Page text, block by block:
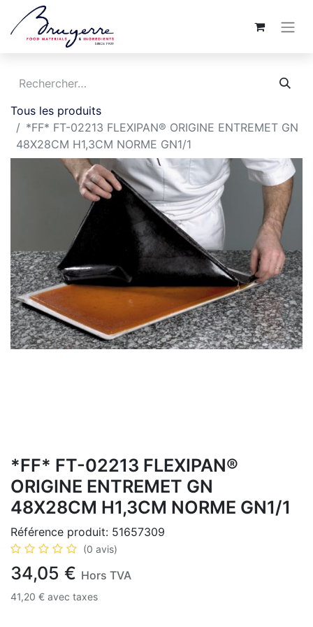
Tous les produits
*FF* FT-02213 FLEXIPAN® ORIGINE ENTREMET GN
48X28CM H1,3CM NORME GN1/1
*FF* FT-02213 FLEXIPAN®
ORIGINE ENTREMET GN
48X28CM H1,3CM NORME GN1/1
Référence produit: 51657309
(0 avis)
34,05 € Hors TVA
41,20 € avec taxes